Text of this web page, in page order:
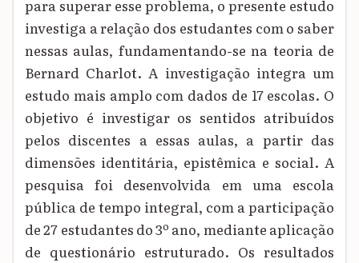
para superar esse problema, o presente estudo
investiga a relação dos estudantes com o saber
nessas aulas, fundamentando-se na teoria de
Bernard Charlot. A investigação integra um
estudo mais amplo com dados de 17 escolas. O
objetivo é investigar os sentidos atribuídos
pelos discentes a essas aulas, a partir das
dimensões identitária, epistêmica e social. A
pesquisa foi desenvolvida em uma escola
pública de tempo integral, com a participação
de 27 estudantes do 3º ano, mediante aplicação
de questionário estruturado. Os resultados